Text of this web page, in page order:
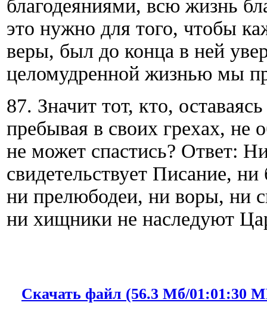
благодеяниями, всю жизнь
это нужно для того, чтобы
веры, был до конца в ней
целомудренной жизнью мы
87. Значит тот, кто,
пребывая в своих грехах, не
не может спастись? Ответ:
свидетельствует Писание,
ни прелюбодеи, ни воры, ни
ни хищники не наследуют
Скачать файл (56.3 Мб/01:01:30